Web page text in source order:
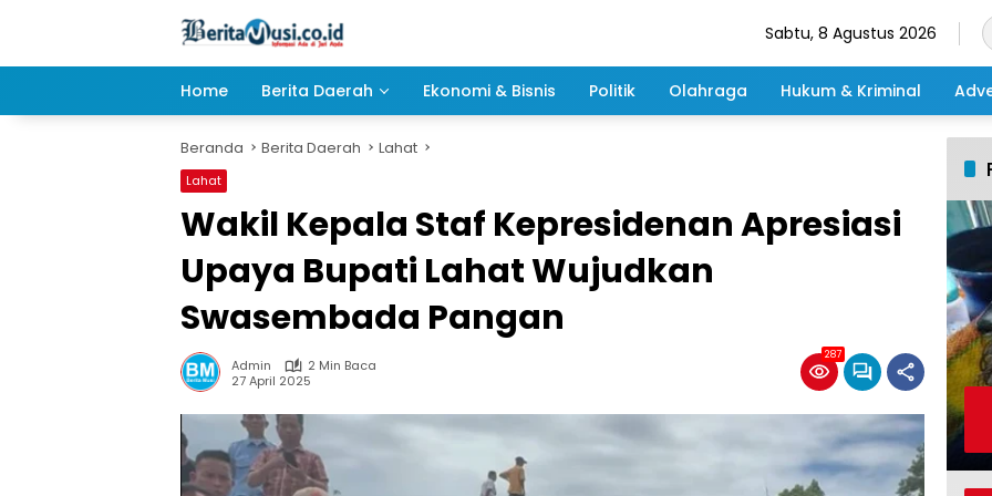
Sabtu, 8 Agustus 2026
Home Berita Daerah Ekonomi & Bisnis Politik Olahraga Hukum & Kriminal
Beranda Berita Daerah Lahat
Lahat
Wakil Kepala Staf Kepresidenan Apresiasi
Upaya Bupati Lahat Wujudkan
Swasembada Pangan
Admin
2 Min Baca
27 April 2025
287